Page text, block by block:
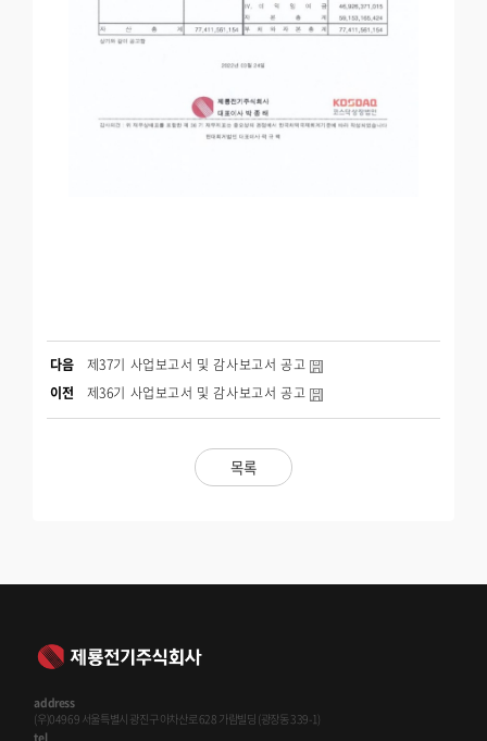
목록
다음
제37기 사업보고서 및 감사보고서 공고
이전 제36기 사업보고서 및 감사보고서 공고
address
(우)04969 서울특별시 광진구 아차산로 628 가람빌딩 (광장동 339-1)
tel